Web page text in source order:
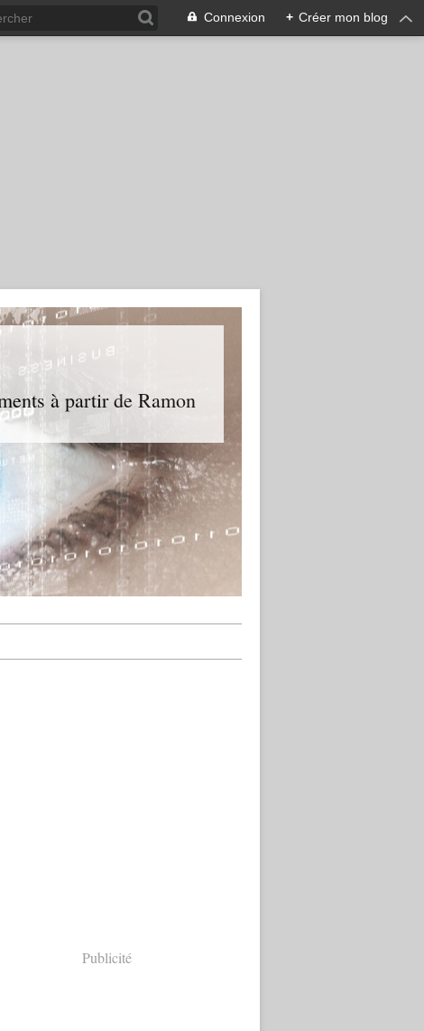
Connexion + Créer mon blog
à partir de Ramon
Publicité